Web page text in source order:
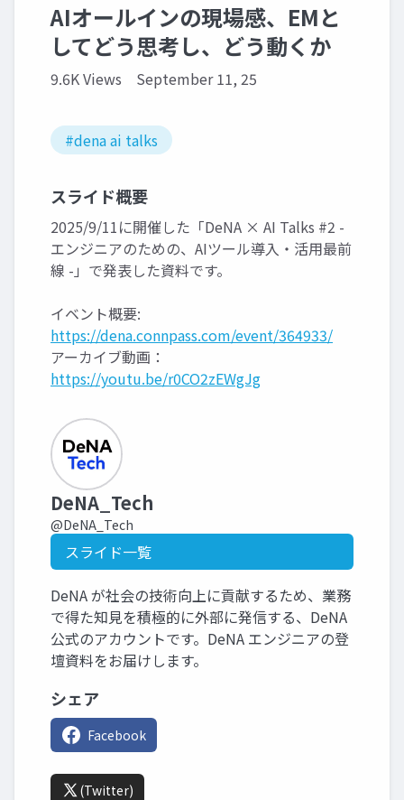
AIオールインの現場感、EMと
してどう思考し、どう動くか
9.6K Views September 11, 25
#dena ai talks
スライド概要
2025/9/11に開催した「DeNA × AI Talks #2 -
エンジニアのための、AIツール導入・活用最前
線 -」で発表した資料です。
イベント概要:
https://dena.connpass.com/event/364933/
アーカイブ動画：
https://youtu.be/r0CO2zEWgJg
DeNA_Tech
@DeNA_Tech
スライド一覧
DeNA が社会の技術向上に貢献するため、業務
で得た知見を積極的に外部に発信する、DeNA
公式のアカウントです。DeNA エンジニアの登
壇資料をお届けします。
シェア
Facebook
(Twitter)